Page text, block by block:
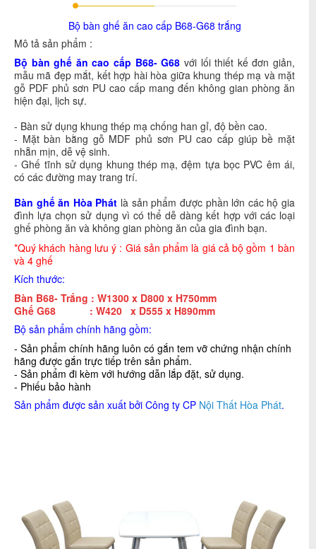
Bộ bàn ghế ăn cao cấp B68-G68 trắng
Mô tả sản phẩm :
Bộ bàn ghế ăn cao cấp B68- G68 với lối thiết kế đơn giản,
mẫu mã đẹp mắt, kết hợp hài hòa giữa khung thép mạ và mặt
gỗ PDF phủ sơn PU cao cấp mang đến không gian phòng ăn
hiện đại, lịch sự.
- Bàn sử dụng khung thép mạ chống han gỉ, độ bền cao.
- Mặt bàn bằng gỗ MDF phủ sơn PU cao cấp giúp bề mặt
nhẵn mịn, dễ vệ sinh.
- Ghế tĩnh sử dụng khung thép mạ, đệm tựa bọc PVC êm ái,
có các đường may trang trí.
Bàn ghế ăn Hòa Phát là sản phẩm được phần lớn các hộ gia
đình lựa chọn sử dụng vì có thể dễ dàng kết hợp với các loại
ghế phòng ăn và không gian phòng ăn của gia đình bạn.
*Quý khách hàng lưu ý : Giá sản phẩm là giá cả bộ gồm 1 bàn
và 4 ghế
Kích thước:
Bàn B68- Trắng : W1300 x D800 x H750mm
Ghế G68 : W420 x D555 x H890mm
Bộ sản phẩm chính hãng gồm:
- Sản phẩm chính hãng luôn có gắn tem vỡ chứng nhận chính
hãng được gắn trực tiếp trên sản phẩm.
- Sản phẩm đi kèm với hướng dẫn lắp đặt, sử dụng.
- Phiếu bảo hành
Sản phẩm được sản xuất bởi Công ty CP Nội Thất Hòa Phát.